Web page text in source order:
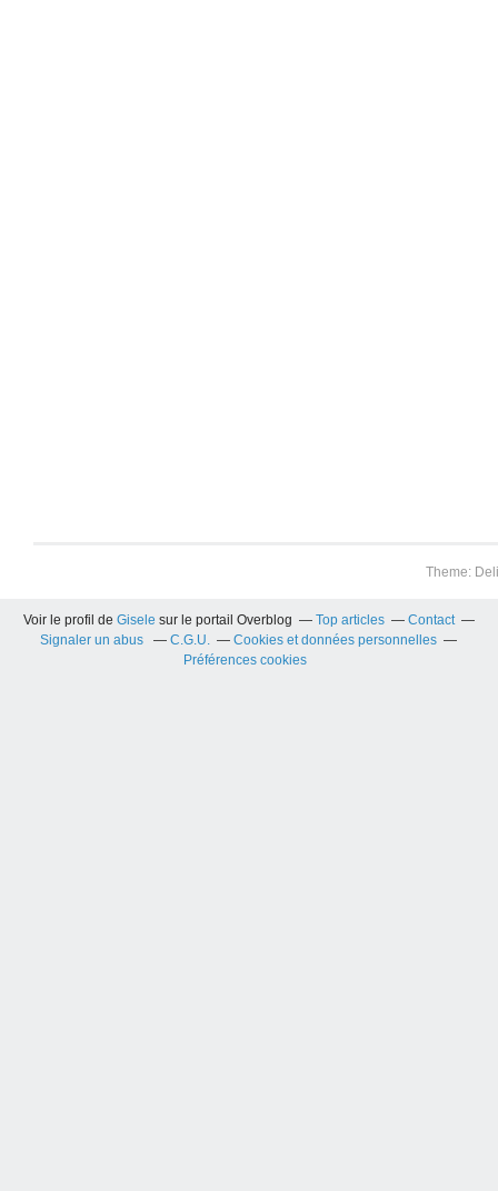
Theme:
Voir le profil de Gisele sur le portail Overblog Top articles
Contact
Signaler un abus
C.G.U.
Cookies et données personnelles
Préférences cookies